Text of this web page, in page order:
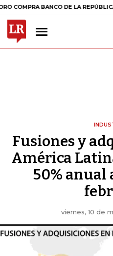
BANCO DE LA REPÚBLICA $
Fusiones y
América
50% anual
viernes, 10 de